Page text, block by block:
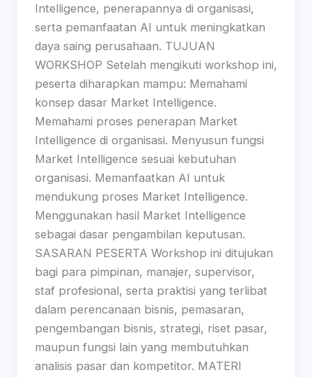
Intelligence, penerapannya di organisasi,
serta pemanfaatan AI untuk meningkatkan
daya saing perusahaan. TUJUAN
WORKSHOP Setelah mengikuti workshop ini,
peserta diharapkan mampu: Memahami
konsep dasar Market Intelligence.
Memahami proses penerapan Market
Intelligence di organisasi. Menyusun fungsi
Market Intelligence sesuai kebutuhan
organisasi. Memanfaatkan AI untuk
mendukung proses Market Intelligence.
Menggunakan hasil Market Intelligence
sebagai dasar pengambilan keputusan.
SASARAN PESERTA Workshop ini ditujukan
bagi para pimpinan, manajer, supervisor,
staf profesional, serta praktisi yang terlibat
dalam perencanaan bisnis, pemasaran,
pengembangan bisnis, strategi, riset pasar,
maupun fungsi lain yang membutuhkan
analisis pasar dan kompetitor. MATERI